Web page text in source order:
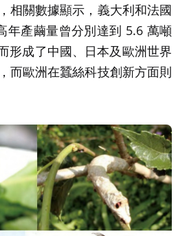
相關數據顯示，義大利和法國
年產繭量曾分別達到 5.6 萬噸
形成了中國、日本及歐洲世界
而歐洲在蠶絲科技創新方面則